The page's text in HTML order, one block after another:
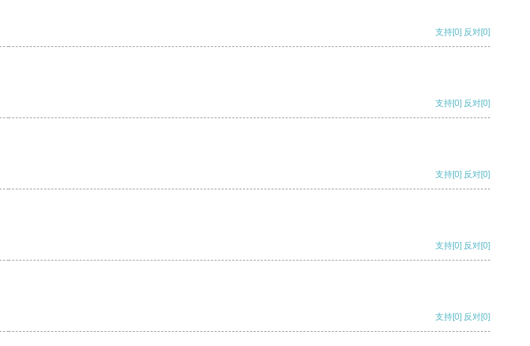
支持[0] 反对[0]
支持[0] 反对[0]
支持[0] 反对[0]
支持[0] 反对[0]
支持[0] 反对[0]